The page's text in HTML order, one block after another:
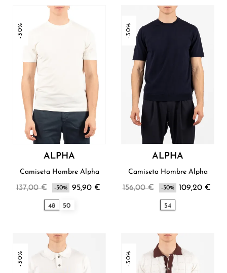
-30%
ALPHA
Camiseta Hombre Alpha
137,00 € -30% 95,90 €
48 50
-30%
ALPHA
Camiseta Hombre Alpha
156,00 € -30% 109,20 €
54
-30% -30%